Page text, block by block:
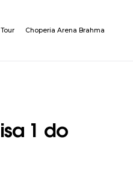
Tour Choperia Arena Brahma
1 do